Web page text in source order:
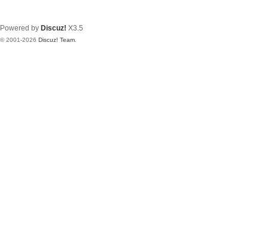
Powered by Discuz! X3.5
© 2001-2026 Discuz! Team